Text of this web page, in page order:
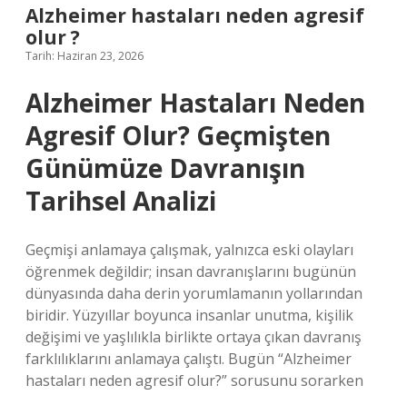
Alzheimer hastaları neden agresif
olur ?
Tarih: Haziran 23, 2026
Alzheimer Hastaları Neden
Agresif Olur? Geçmişten
Günümüze Davranışın
Tarihsel Analizi
Geçmişi anlamaya çalışmak, yalnızca eski olayları
öğrenmek değildir; insan davranışlarını bugünün
dünyasında daha derin yorumlamanın yollarından
biridir. Yüzyıllar boyunca insanlar unutma, kişilik
değişimi ve yaşlılıkla birlikte ortaya çıkan davranış
farklılıklarını anlamaya çalıştı. Bugün “Alzheimer
hastaları neden agresif olur?” sorusunu sorarken